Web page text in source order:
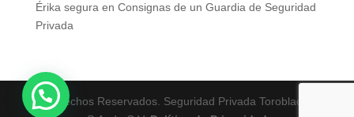
Érika seguraen Consignas de un Guardia de Seguridad
Privada
Derechos Reservados. Seguridad Privada Toroblack